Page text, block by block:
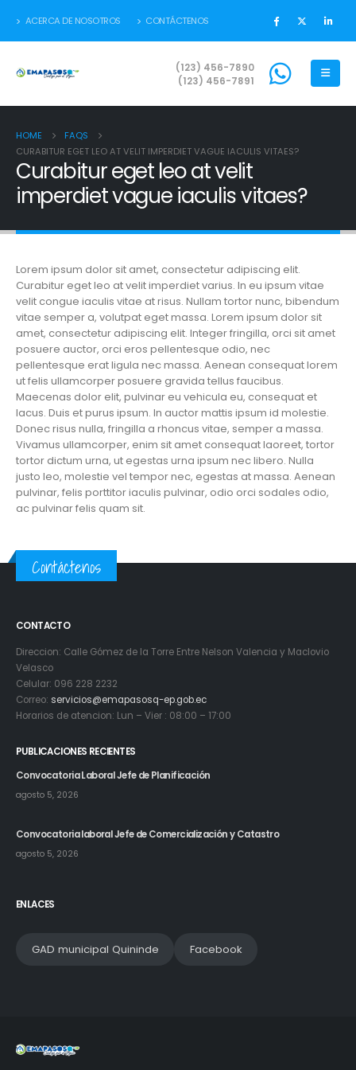
ACERCA DE NOSOTROS CONTÁCTENOS
(123) 456-7890
(123) 456-7891
HOME
FAQS
CURABITUR EGET LEO AT VELIT IMPERDIET VAGUE IACULIS VITAES?
Curabitur eget leo at velit
imperdiet vague iaculis vitaes?
Lorem ipsum dolor sit amet, consectetur adipiscing elit.
Curabitur eget leo at velit imperdiet varius. In eu ipsum vitae
velit congue iaculis vitae at risus. Nullam tortor nunc, bibendum
vitae semper a, volutpat eget massa. Lorem ipsum dolor sit
amet, consectetur adipiscing elit. Integer fringilla, orci sit amet
posuere auctor, orci eros pellentesque odio, nec
pellentesque erat ligula nec massa. Aenean consequat lorem
ut felis ullamcorper posuere gravida tellus faucibus.
Maecenas dolor elit, pulvinar eu vehicula eu, consequat et
lacus. Duis et purus ipsum. In auctor mattis ipsum id molestie.
Donec risus nulla, fringilla a rhoncus vitae, semper a massa.
Vivamus ullamcorper, enim sit amet consequat laoreet, tortor
tortor dictum urna, ut egestas urna ipsum nec libero. Nulla
justo leo, molestie vel tempor nec, egestas at massa. Aenean
pulvinar, felis porttitor iaculis pulvinar, odio orci sodales odio,
ac pulvinar felis quam sit.
Contáctenos
CONTACTO
Direccion: Calle Gómez de la Torre Entre Nelson Valencia y Maclovio
Velasco
Celular: 096 228 2232
Correo: servicios@emapasosq-ep.gob.ec
Horarios de atencion: Lun – Vier : 08:00 – 17:00
PUBLICACIONES RECIENTES
Convocatoria Laboral Jefe de Planificación
agosto 5, 2026
Convocatoria laboral Jefe de Comercialización y Catastro
agosto 5, 2026
ENLACES
GAD municipal Quininde Facebook